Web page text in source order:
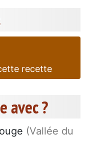
recette
avec ?
(Vallée du